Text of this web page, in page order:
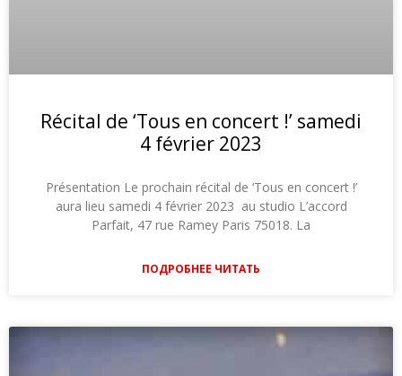
Récital de ‘Tous en concert !’ samedi
4 février 2023
Présentation Le prochain récital de ‘Tous en concert !’
aura lieu samedi 4 février 2023 au studio L’accord
Parfait, 47 rue Ramey Paris 75018. La
ПОДРОБНЕЕ ЧИТАТЬ